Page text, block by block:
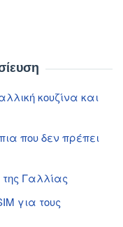
κουζίνα και
που δεν πρέπει
της Γαλλίας
για τους